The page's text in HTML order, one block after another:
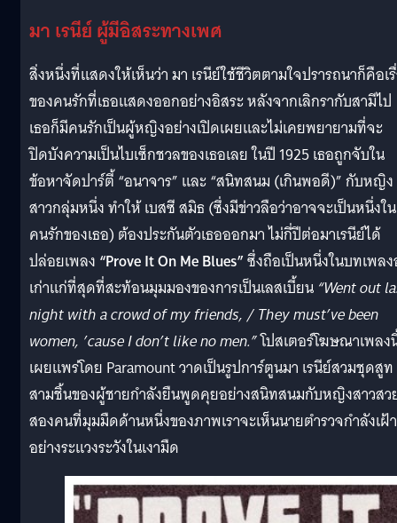
มา เรนีย์ ผู้มีอิสระทางเพศ
สิ่งหนึ่งที่แสดงให้เห็นว่า มา เรนีย์ใช้ชีวิตตามใจปรารถนาก็คือเ
ของคนรักที่เธอแสดงออกอย่างอิสระ หลังจากเลิกรากับสามีไป
เธอก็มีคนรักเป็นผู้หญิงอย่างเปิดเผยและไม่เคยพยายามที่จะ
ปิดบังความเป็นไบเซ็กชวลของเธอเลย ในปี 1925 เธอถูกจับใน
ข้อหาจัดปาร์ตี้ “อนาจาร” และ “สนิทสนม (เกินพอดี)” กับหญิง
สาวกลุ่มหนึ่ง ทำให้ เบสซี สมิธ (ซึ่งมีข่าวลือว่าอาจจะเป็นหนึ่งใน
คนรักของเธอ) ต้องประกันตัวเธอออกมา ไม่กี่ปีต่อมาเรนีย์ได้
ปล่อยเพลง “Prove It On Me Blues”ซึ่งถือเป็นหนึ่งในบทเพล
เก่าแก่ที่สุดที่สะท้อนมุมมองของการเป็นเลสเบี้ยน “Went out
night with a crowd of my friends, / They must’ve been
women, ’cause I don’t like no men.”โปสเตอร์โฆษณาเพล
เผยแพร่โดย Paramount วาดเป็นรูปการ์ตูนมา เรนีย์สวมชุดสูท
สามชิ้นของผู้ชายกำลังยืนพูดคุยอย่างสนิทสนมกับหญิงสาวสว
สองคนที่มุมมืดด้านหนึ่งของภาพเราจะเห็นนายตำรวจกำลังเฝ้
อย่างระแวงระวังในเงามืด